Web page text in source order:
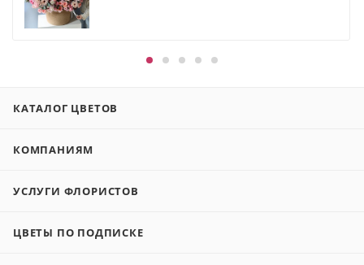
КАТАЛОГ ЦВЕТОВ
КОМПАНИЯМ
УСЛУГИ ФЛОРИСТОВ
ЦВЕТЫ ПО ПОДПИСКЕ